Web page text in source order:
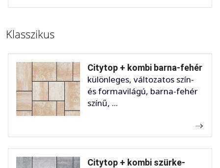
Klasszikus
Citytop + kombi barna-fehér
különleges, változatos szín-
és formavilágú, barna-fehér
színű, ...
Citytop + kombi szürke-